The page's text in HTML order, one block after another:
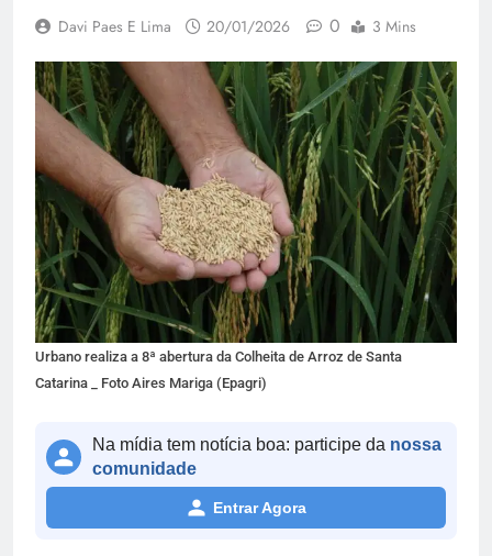
Davi Paes E Lima 20/01/2026 0 3 Mins
Urbano realiza a 8ª abertura da Colheita de Arroz de Santa
Catarina _ Foto Aires Mariga (Epagri)
Na mídia tem notícia boa: participe da nossa
comunidade
Entrar Agora